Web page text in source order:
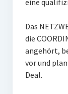
eine
Das
die
angehört,
vor und
Deal.